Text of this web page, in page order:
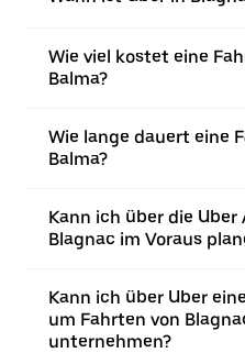
Wie viel kostet eine
Balma?
Wie lange dauert eine
Balma?
Kann ich über die Uber
Blagnac im Voraus
Kann ich über Uber
um Fahrten von
unternehmen?